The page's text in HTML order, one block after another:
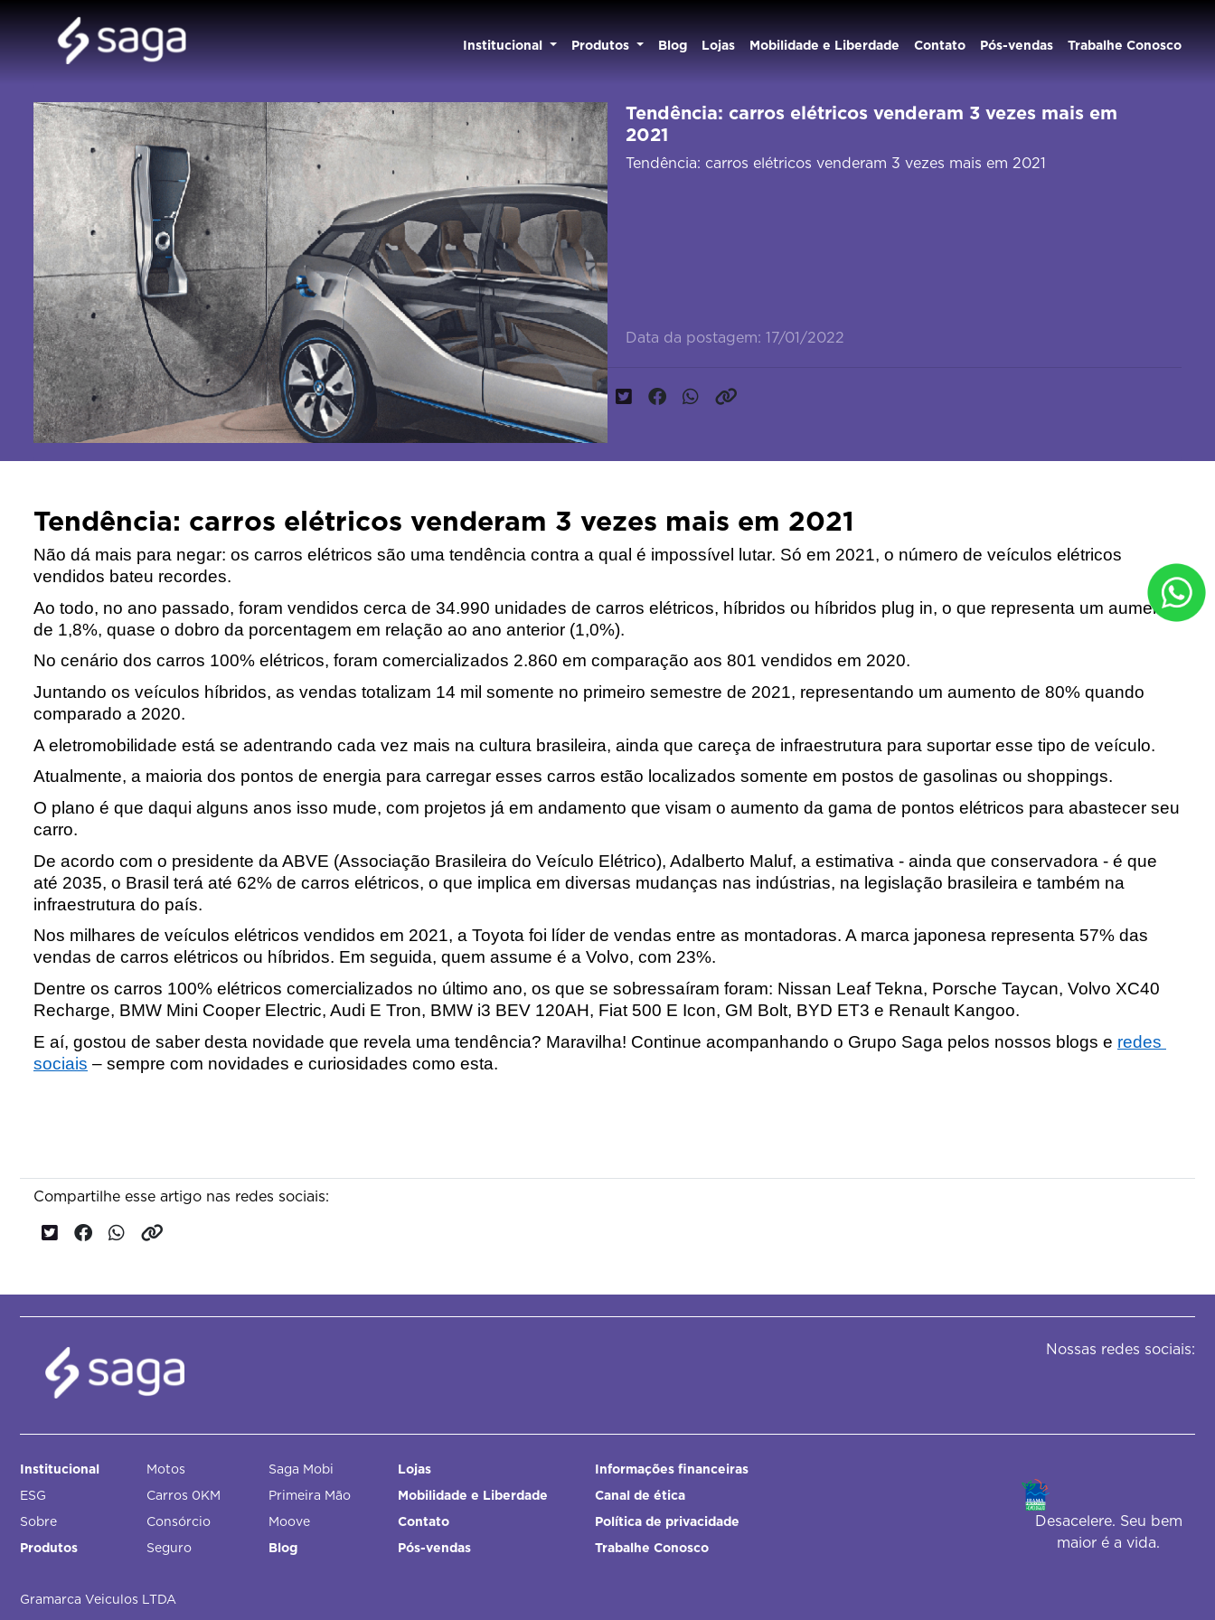
Institucional Produtos Blog Lojas Mobilidade e Liberdade Contato Pós-vendas Trabalhe Conosco
Tendência: carros elétricos venderam 3 vezes mais em
2021
Tendência: carros elétricos venderam 3 vezes mais em 2021
Data da postagem: 17/01/2022
Tendência: carros elétricos venderam 3 vezes mais em 2021
Não dá mais para negar: os carros elétricos são uma tendência contra a qual é impossível lutar. Só em 2021, o número de veículos elétricos
vendidos bateu recordes.
Ao todo, no ano passado, foram vendidos cerca de 34.990 unidades de carros elétricos, híbridos ou híbridos plug in, o que representa um aumento
de 1,8%, quase o dobro da porcentagem em relação ao ano anterior (1,0%).
No cenário dos carros 100% elétricos, foram comercializados 2.860 em comparação aos 801 vendidos em 2020.
Juntando os veículos híbridos, as vendas totalizam 14 mil somente no primeiro semestre de 2021, representando um aumento de 80% quando
comparado a 2020.
A eletromobilidade está se adentrando cada vez mais na cultura brasileira, ainda que careça de infraestrutura para suportar esse tipo de veículo.
Atualmente, a maioria dos pontos de energia para carregar esses carros estão localizados somente em postos de gasolinas ou shoppings.
O plano é que daqui alguns anos isso mude, com projetos já em andamento que visam o aumento da gama de pontos elétricos para abastecer seu
carro.
De acordo com o presidente da ABVE (Associação Brasileira do Veículo Elétrico), Adalberto Maluf, a estimativa - ainda que conservadora - é que
até 2035, o Brasil terá até 62% de carros elétricos, o que implica em diversas mudanças nas indústrias, na legislação brasileira e também na
infraestrutura do país.
Nos milhares de veículos elétricos vendidos em 2021, a Toyota foi líder de vendas entre as montadoras. A marca japonesa representa 57% das
vendas de carros elétricos ou híbridos. Em seguida, quem assume é a Volvo, com 23%.
Dentre os carros 100% elétricos comercializados no último ano, os que se sobressaíram foram: Nissan Leaf Tekna, Porsche Taycan, Volvo XC40
Recharge, BMW Mini Cooper Electric, Audi E Tron, BMW i3 BEV 120AH, Fiat 500 E Icon, GM Bolt, BYD ET3 e Renault Kangoo.
E aí, gostou de saber desta novidade que revela uma tendência? Maravilha! Continue acompanhando o Grupo Saga pelos nossos blogs e redes
sociais – sempre com novidades e curiosidades como esta.
Compartilhe esse artigo nas redes sociais:
Nossas redes sociais:
Institucional
ESG
Sobre
Produtos
Motos
Carros 0KM
Consórcio
Seguro
Saga Mobi
Primeira Mão
Moove
Blog
Lojas
Mobilidade e Liberdade
Contato
Pós-vendas
Informações financeiras
Canal de ética
Política de privacidade
Trabalhe Conosco
Desacelere. Seu bem
maior é a vida.
Gramarca Veiculos LTDA